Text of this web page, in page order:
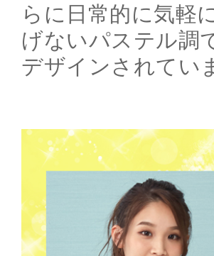
らに日常的に気軽
げないパステル調
デザインされてい